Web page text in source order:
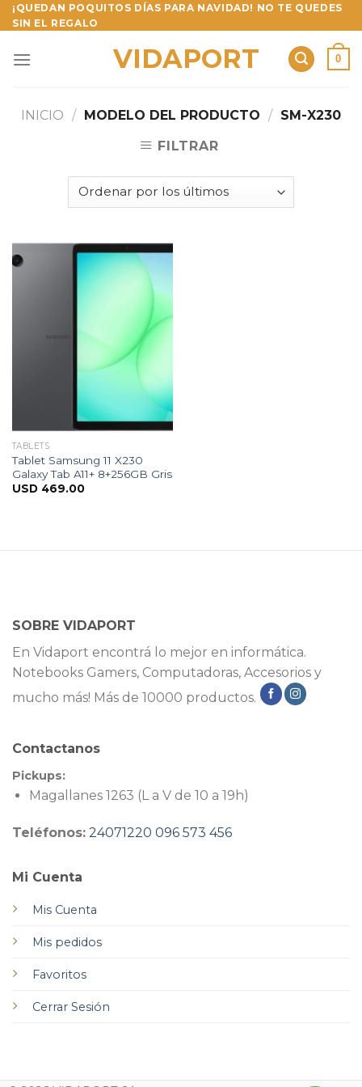
Skip
to
¡QUEDAN POQUITOS DÍAS PARA NAVIDAD! NO TE QUEDES
SIN EL REGALO
VIDAPORT 0
INICIO / MODELO DEL PRODUCTO / SM-X230
FILTRAR
TABLETS
Tablet Samsung 11 X230
Galaxy Tab A11+ 8+256GB Gris
USD 469.00
SOBRE VIDAPORT
En Vidaport encontrá lo mejor en informática.
Notebooks Gamers, Computadoras, Accesorios y
mucho más! Más de 10000 productos.
Mi Cuenta
Mis Cuenta
Mis pedidos
Favoritos
Cerrar Sesión
Contactanos
Pickups:
Magallanes 1263 (L a V de 10 a 19h)
Teléfonos: 24071220 096 573 456